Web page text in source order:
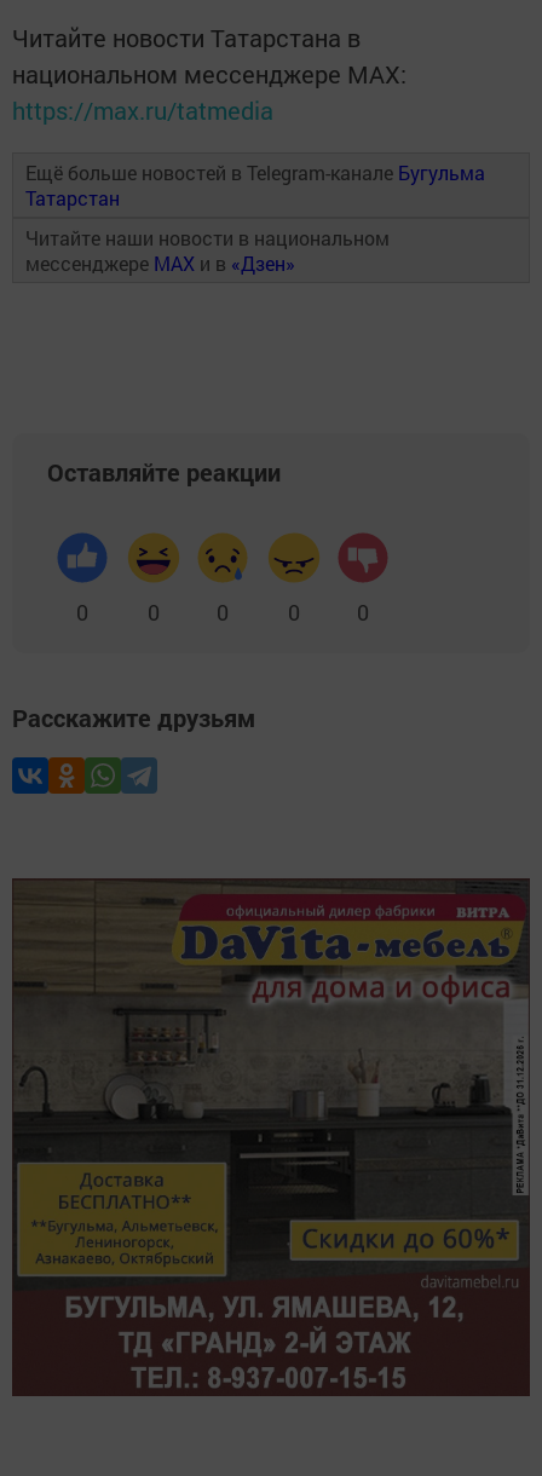
Читайте новости Татарстана в
национальном мессенджере MАХ:
https://max.ru/tatmedia
Ещё больше новостей в Telegram-канале Бугульма
Татарстан
Читайте наши новости в национальном
мессенджере MAX и в «Дзен»
Оставляйте реакции
0 0 0 0 0
Расскажите друзьям